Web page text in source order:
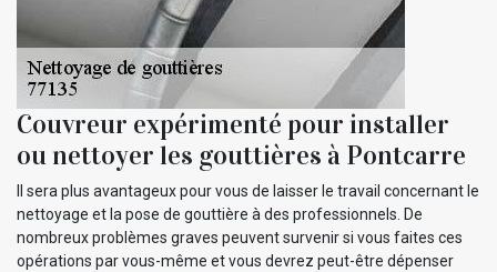
Couvreur expérimenté pour installer
ou nettoyer les gouttières à Pontcarre
Il sera plus avantageux pour vous de laisser le travail concernant le
nettoyage et la pose de gouttière à des professionnels. De
nombreux problèmes graves peuvent survenir si vous faites ces
opérations par vous-même et vous devrez peut-être dépenser